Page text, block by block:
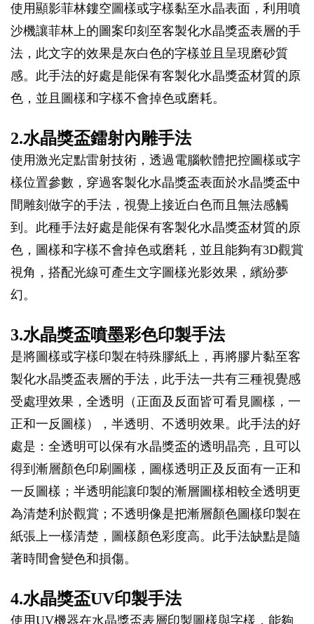
使用顯影菲林鏤空圖樣或字樣黏至水晶表面，利用噴
沙機讓菲林上的圖案印刻至客製化水晶獎盃表層的手
法，此文字的效果是灰白色的字樣並且呈現磨砂質
感。此手法的好處是能保有客製化水晶獎盃材質的原
色，並且圖樣和字樣不會掉色或磨耗。
2.水晶獎盃鐳射內雕手法
使用激光定點雷射技術，透過電腦軟體把控圖樣或字
樣位置參數，穿過客製化水晶獎盃表面於水晶獎盃中
間雕刻做字的手法，視覺上接近白色而且無法感觸
到。此種手法好處是能保有客製化水晶獎盃材質的原
色，圖樣和字樣不會掉色或磨耗，並且能夠有3D觀賞
視角，搭配光線可產生文字圖樣光影效果，繽紛夢
幻。
3.水晶獎盃噴墨彩色印製手法
是將圖樣或字樣印製在特殊膠紙上，再將膠片黏至客
製化水晶獎盃表層的手法，此手法一共有三種視覺感
受處理效果，全透明（正面及反面皆可看見圖樣，一
正和一反圖樣），半透明、不透明效果。此手法的好
處是：全透明可以保有水晶獎盃的透明晶亮，且可以
得到漸層顏色印刷圖樣，圖樣透明正及反面有一正和
一反圖樣；半透明能讓印製的漸層圖樣相較全透明更
為清楚利於觀賞；不透明像是把漸層顏色圖樣印製在
紙張上一樣清楚，圖樣顏色彩度高。此手法缺點是隨
著時間會變色和損傷。
4.水晶獎盃UV印製手法
使用UV機器在水晶獎盃表層印製圖樣與字樣，能夠